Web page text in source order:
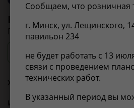
BiBiCare
Пенный очиститель двигателя
Посмотреть цены
Характеристики
Из справочника ABCP
Сообщаем, что розничная
г. Минск, ул. Лещинского,
павильон 234
не будет работать с 13
связи с проведением
технических работ.
В указанный период вы